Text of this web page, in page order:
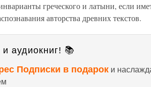
греческого и латыни, если
авторства древних текстов.
аудиокниг! 📚
Подписки в подарок и